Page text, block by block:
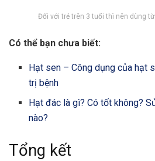
Đối với trẻ trên 3 tuổi thì nên dùng
Có thể bạn chưa biết:
Hạt sen – Công dụng của hạt
trị bệnh
Hạt đác là gì? Có tốt không?
nào?
Tổng kết